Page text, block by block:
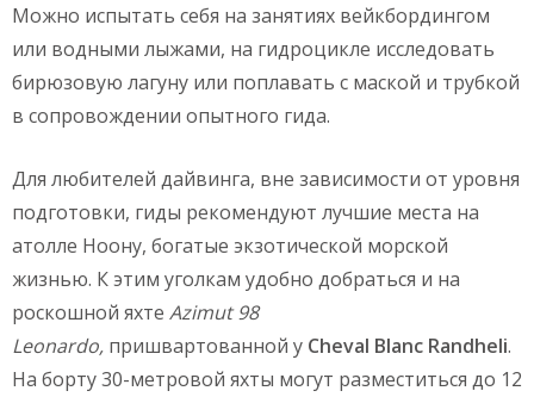
Можно испытать себя на занятиях вейкбордингом
или водными лыжами, на гидроцикле исследовать
бирюзовую лагуну или поплавать с маской и трубкой
в сопровождении опытного гида.
Для любителей дайвинга, вне зависимости от уровня
подготовки, гиды рекомендуют лучшие места на
атолле Ноону, богатые экзотической морской
жизнью. К этим уголкам удобно добраться и на
роскошной яхте Azimut98
Leonardo, пришвартованной у Cheval Blanc Randheli.
На борту 30-метровой яхты могут разместиться до 12